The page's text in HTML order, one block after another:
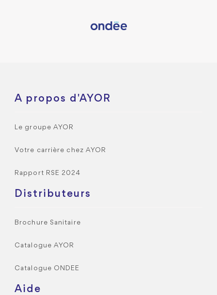
A propos d'AYOR
Le groupe AYOR
Votre carrière chez AYOR
Rapport RSE 2024
Distributeurs
Brochure Sanitaire
Catalogue AYOR
Catalogue ONDEE
Aide